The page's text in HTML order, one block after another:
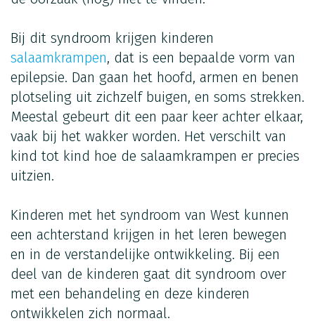
Bij dit syndroom krijgen kinderen
salaamkrampen, dat is een bepaalde vorm van
epilepsie. Dan gaan het hoofd, armen en benen
plotseling uit zichzelf buigen, en soms strekken.
Meestal gebeurt dit een paar keer achter elkaar,
vaak bij het wakker worden. Het verschilt van
kind tot kind hoe de salaamkrampen er precies
uitzien.
Kinderen met het syndroom van West kunnen
een achterstand krijgen in het leren bewegen
en in de verstandelijke ontwikkeling. Bij een
deel van de kinderen gaat dit syndroom over
met een behandeling en deze kinderen
ontwikkelen zich normaal.